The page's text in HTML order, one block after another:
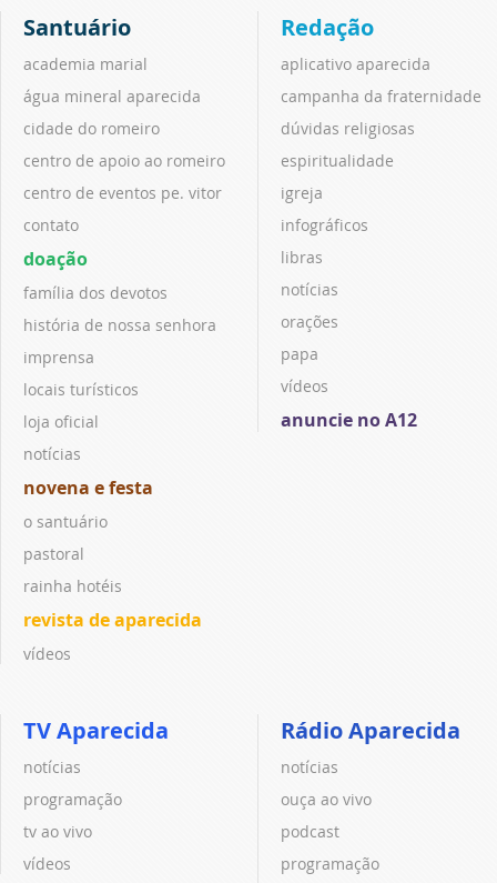
Santuário
academia marial
água mineral aparecida
cidade do romeiro
centro de apoio ao romeiro
centro de eventos pe. vitor
contato
doação
família dos devotos
história de nossa senhora
imprensa
locais turísticos
loja oficial
notícias
novena e festa
o santuário
pastoral
rainha hotéis
revista de aparecida
vídeos
Redação
aplicativo aparecida
campanha da fraternidade
dúvidas religiosas
espiritualidade
igreja
infográficos
libras
notícias
orações
papa
vídeos
anuncie no A12
TV Aparecida
notícias
programação
tv ao vivo
vídeos
Rádio Aparecida
notícias
ouça ao vivo
podcast
programação